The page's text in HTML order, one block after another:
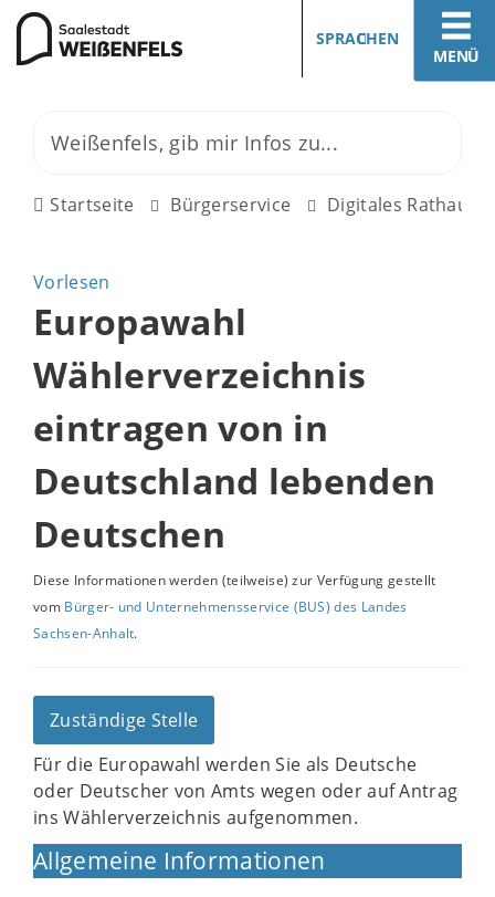
MENÜ
SPRACHEN
Startseite Bürgerservice Digitales Rathaus
Vorlesen
Europawahl
Wählerverzeichnis
eintragen von in
Deutschland lebenden
Deutschen
Diese Informationen werden (teilweise) zur Verfügung gestellt
vom Bürger- und Unternehmensservice (BUS) des Landes
Sachsen-Anhalt.
Zuständige Stelle
Für die Europawahl werden Sie als Deutsche
oder Deutscher von Amts wegen oder auf Antrag
ins Wählerverzeichnis aufgenommen.
Allgemeine Informationen